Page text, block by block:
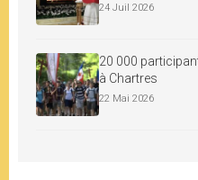
24 Juil 2026
20 000
à Chartres
22 Mai 2026